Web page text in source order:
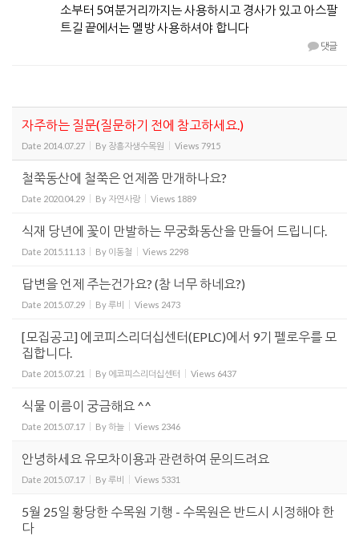
소부터 5여분거리까지는 사용하시고 경사가 있고 아스팔
트길 끝에서는 멜방 사용하셔야 합니다
댓글
자주하는 질문(질문하기 전에 참고하세요.)
Date 2014.07.27 By 장흥자생수목원 Views 7915
철쭉동산에 철쭉은 언제쯤 만개하나요?
Date 2020.04.29 By 자연사랑 Views 1889
식재 당년에 꽃이 만발하는 무궁화동산을 만들어 드립니다.
Date 2015.11.13 By 이동철 Views 2298
답변을 언제 주는건가요? (참 너무 하네요?)
Date 2015.07.29 By루비 Views 2473
[모집공고] 에코피스리더십센터(EPLC)에서 9기 펠로우를 모
집합니다.
Date 2015.07.21 By 에코피스리더십센터 Views 6437
식물 이름이 궁금해요 ^^
Date 2015.07.17 By하늘 Views 2346
안녕하세요 유모차이용과 관련하여 문의드려요
Date 2015.07.17 By루비 Views 5331
5월 25일 황당한 수목원 기행 - 수목원은 반드시 시정해야 한
다